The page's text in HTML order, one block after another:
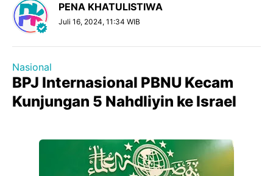
PENA KHATULISTIWA
Juli 16, 2024, 11:34 WIB
Nasional
BPJ Internasional PBNU Kecam
Kunjungan 5 Nahdliyin ke Israel